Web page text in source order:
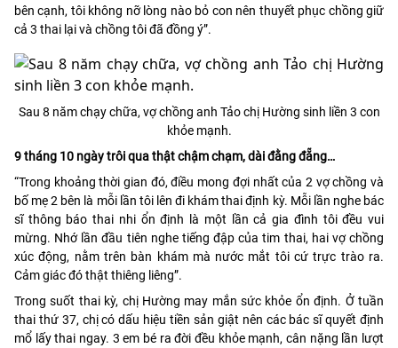
bên cạnh, tôi không nỡ lòng nào bỏ con nên thuyết phục chồng giữ
cả 3 thai lại và chồng tôi đã đồng ý”.
Sau 8 năm chạy chữa, vợ chồng anh Tảo chị Hường sinh liền 3 con
khỏe mạnh.
9 tháng 10 ngày trôi qua thật chậm chạm, dài đằng đẵng…
“Trong khoảng thời gian đó, điều mong đợi nhất của 2 vợ chồng và
bố mẹ 2 bên là mỗi lần tôi lên đi khám thai định kỳ. Mỗi lần nghe bác
sĩ thông báo thai nhi ổn định là một lần cả gia đình tôi đều vui
mừng. Nhớ lần đầu tiên nghe tiếng đập của tim thai, hai vợ chồng
xúc động, nằm trên bàn khám mà nước mắt tôi cứ trực trào ra.
Cảm giác đó thật thiêng liêng”.
Trong suốt thai kỳ, chị Hường may mắn sức khỏe ổn định. Ở tuần
thai thứ 37, chị có dấu hiệu tiền sản giật nên các bác sĩ quyết định
mổ lấy thai ngay. 3 em bé ra đời đều khỏe mạnh, cân nặng lần lượt